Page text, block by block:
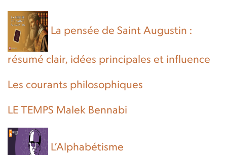
La pensée de Saint Augustin :
résumé clair, idées principales et influence
Les courants philosophiques
LE TEMPS Malek Bennabi
L’Alphabétisme